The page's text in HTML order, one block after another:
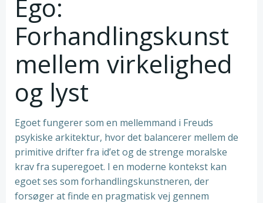
Ego:
Forhandlingskunst
mellem virkelighed
og lyst
Egoet fungerer som en mellemmand i Freuds
psykiske arkitektur, hvor det balancerer mellem de
primitive drifter fra id’et og de strenge moralske
krav fra superegoet. I en moderne kontekst kan
egoet ses som forhandlingskunstneren, der
forsøger at finde en pragmatisk vej gennem